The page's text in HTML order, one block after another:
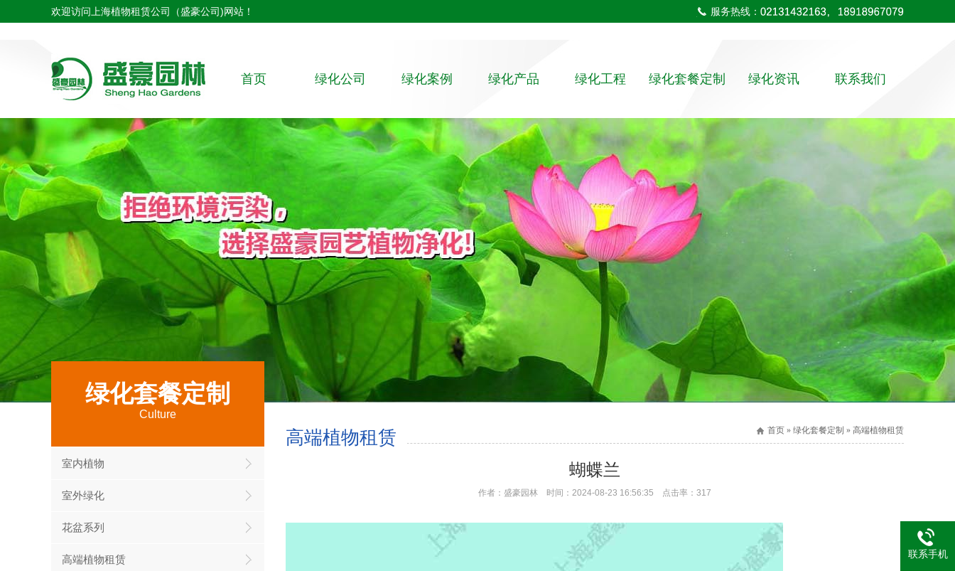
欢迎访问上海植物租赁公司（盛豪公司)网站！ 服务热线：
首页 绿化公司
绿化公司
组织架构
绿化案例
室内植物租赁
室外绿化养护
绿植租赁
绿化产品
大植物
中植物
小植物
植物墙
高档植物
水培植物
绿化工程
园林绿化工程
相关案例
绿化套餐定制
室内植物
室外绿化
花盆系列
高端植物租赁
绿化资讯
公司新闻
联系我们
联系方式
绿化套餐定制
Culture
室内植物
室外绿化
花盆系列
高端植物租赁
高端植物租赁 首页 » 绿化套餐定制 » 高端植物租赁
蝴蝶兰
作者：盛豪园林 时间：2024-08-23 16:56:35 点击率： 317
联系手机